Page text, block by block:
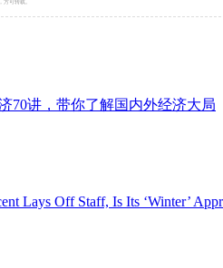
方可转载。
70讲，带你了解国内外经济大局
Lays Off Staff, Is Its ‘Winter’